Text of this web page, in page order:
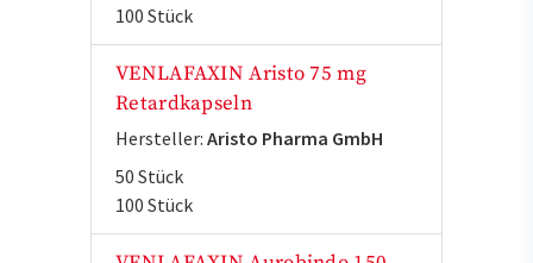
100 Stück
VENLAFAXIN Aristo 75 mg
Retardkapseln
Hersteller: Aristo Pharma GmbH
50 Stück
100 Stück